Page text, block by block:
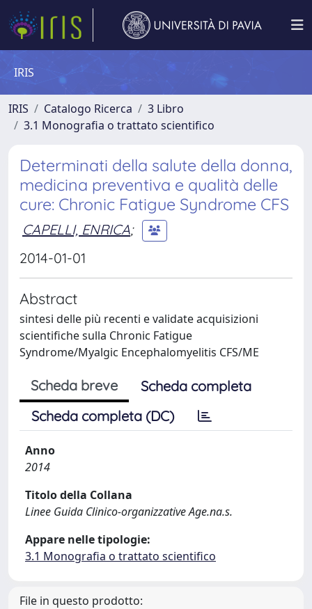
IRIS
IRIS Catalogo Ricerca
3 Libro
3.1 Monografia o trattato scientifico
Determinati della salute della donna,
medicina preventiva e qualità delle
cure: Chronic Fatigue Syndrome CFS
CAPELLI, ENRICA;
2014-01-01
Abstract
sintesi delle più recenti e validate acquisizioni
scientifiche sulla Chronic Fatigue
Syndrome/Myalgic Encephalomyelitis CFS/ME
Scheda breve
Scheda completa
Scheda completa (DC)
Anno
2014
Titolo della Collana
Linee Guida Clinico-organizzative Age.na.s.
Appare nelle tipologie:
3.1 Monografia o trattato scientifico
File in questo prodotto: